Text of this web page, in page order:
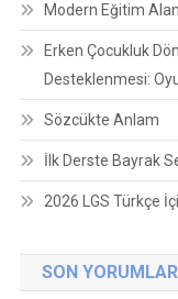
Modern Eğitim
Erken Çocukluk
Desteklenmesi:
Sözcükte Anlam
İlk Derste Bayrak
2026 LGS Türkçe
SON YORUMLAR